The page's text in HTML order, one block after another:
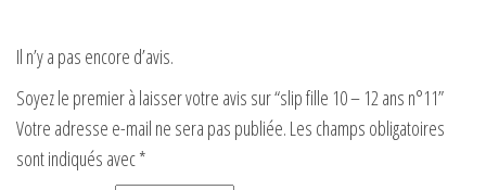
Il n’y a pas encore d’avis.
Soyez le premier à laisser votre avis sur “slip fille 10 – 12 ans n°11”
Votre adresse e-mail ne sera pas publiée. Les champs obligatoires
sont indiqués avec*